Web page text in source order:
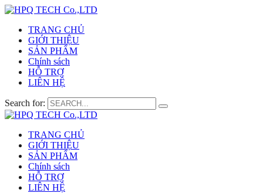
TRANG CHỦ
GIỚI THIỆU
SẢN PHẨM
Chính sách
HỖ TRỢ
LIÊN HỆ
Search for:
TRANG CHỦ
GIỚI THIỆU
SẢN PHẨM
Chính sách
HỖ TRỢ
LIÊN HỆ